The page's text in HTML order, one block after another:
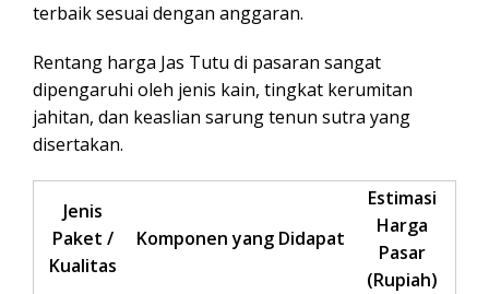
terbaik sesuai dengan anggaran.
Rentang harga Jas Tutu di pasaran sangat
dipengaruhi oleh jenis kain, tingkat kerumitan
jahitan, dan keaslian sarung tenun sutra yang
disertakan.
Jenis
Paket /
Kualitas
Komponen yang Didapat
Estimasi
Harga
Pasar
(Rupiah)